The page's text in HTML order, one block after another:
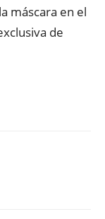
máscara en el
de